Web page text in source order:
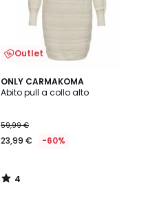
Outlet
ONLY CARMAKOMA
Abito pull a collo alto
59,99 €
23,99 € -60%
4
/
4
/